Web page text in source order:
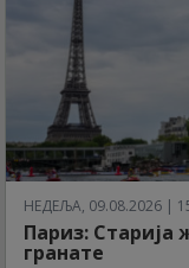
НЕДЕЉА, 09.08.2026 |
Париз: Старија
гранате